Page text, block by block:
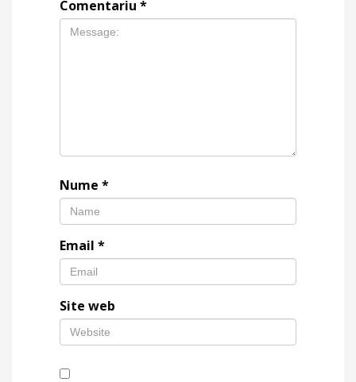
Comentariu *
Nume *
Email *
Site web